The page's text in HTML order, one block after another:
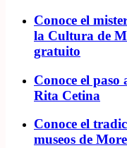
Conoce el
la Cultura de
gratuito
Conoce el paso
Rita Cetina
Conoce el
museos de